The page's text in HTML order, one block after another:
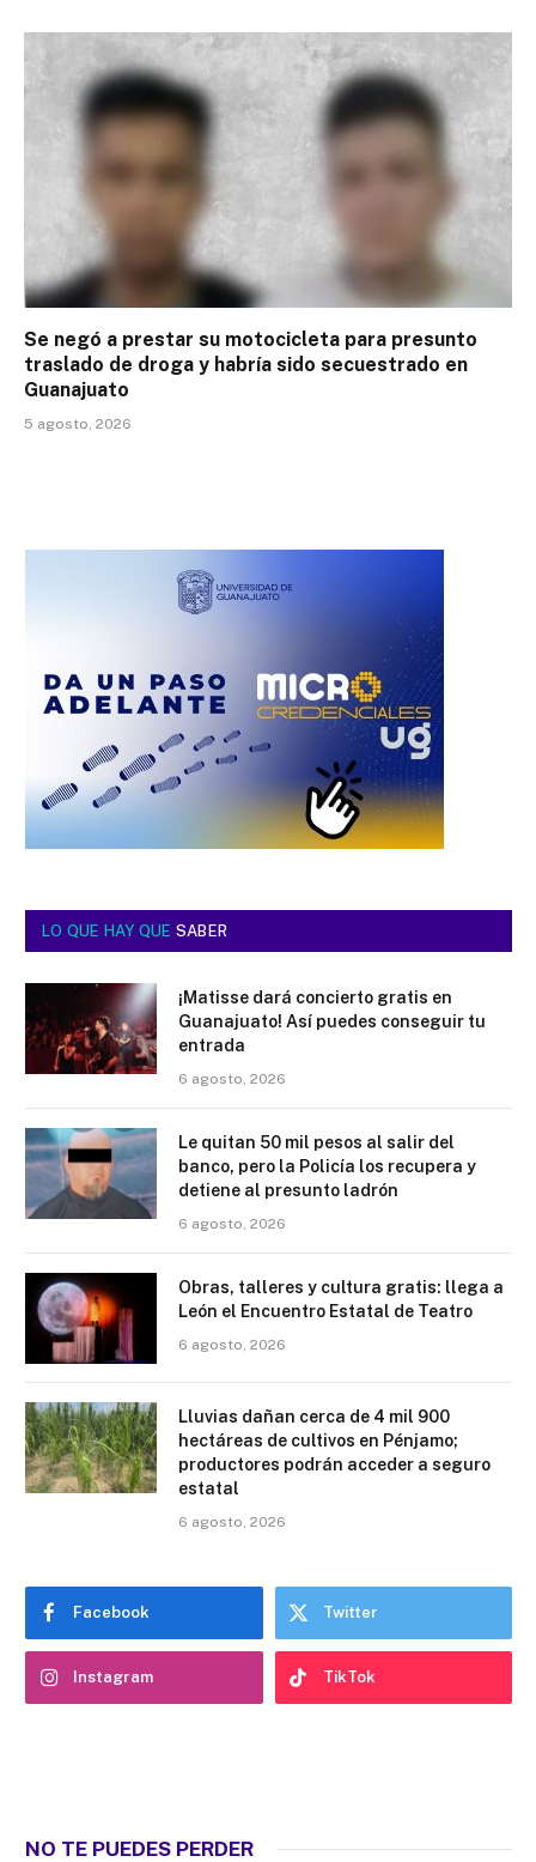
Se negó a prestar su motocicleta para presunto
traslado de droga y habría sido secuestrado en
Guanajuato
5 agosto, 2026
LO QUE HAY QUE SABER
¡Matisse dará concierto gratis en
Guanajuato! Así puedes conseguir tu
entrada
6 agosto, 2026
Le quitan 50 mil pesos al salir del
banco, pero la Policía los recupera y
detiene al presunto ladrón
6 agosto, 2026
Obras, talleres y cultura gratis: llega a
León el Encuentro Estatal de Teatro
6 agosto, 2026
Lluvias dañan cerca de 4 mil 900
hectáreas de cultivos en Pénjamo;
productores podrán acceder a seguro
estatal
6 agosto, 2026
Facebook Twitter
Instagram TikTok
NO TE PUEDES PERDER